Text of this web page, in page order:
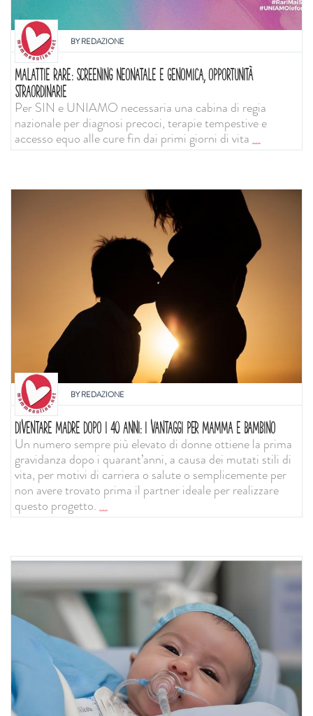
BYREDAZIONE
MALATTIE RARE: SCREENING NEONATALE E GENOMICA, OPPORTUNITÀ
STRAORDINARIE
Per SIN e UNIAMO necessaria una cabina di regia
nazionale per diagnosi precoci, terapie tempestive e
accesso equo alle cure fin dai primi giorni di vita ...
BYREDAZIONE
DIVENTARE MADRE DOPO I 40 ANNI: I VANTAGGI PER MAMMA E BAMBINO
Un numero sempre più elevato di donne ottiene la prima
gravidanza dopo i quarant’anni, a causa dei mutati stili di
vita, per motivi di carriera o salute o semplicemente per
non avere trovato prima il partner ideale per realizzare
questo progetto....